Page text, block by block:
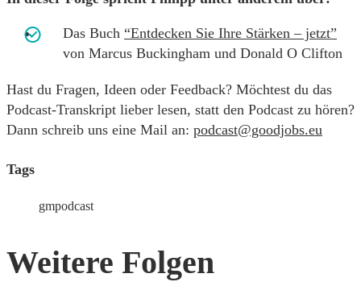
Das Buch “Entdecken Sie Ihre Stärken – jetzt”
von Marcus Buckingham und Donald O Clifton
Hast du Fragen, Ideen oder Feedback? Möchtest du das
Podcast-Transkript lieber lesen, statt den Podcast zu hören?
Dann schreib uns eine Mail an: podcast@goodjobs.eu
Tags
gmpodcast
Weitere Folgen